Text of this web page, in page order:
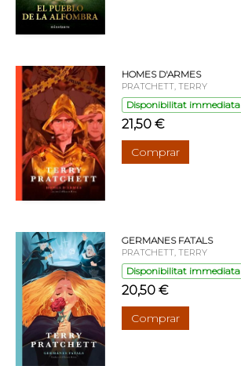
HOMES D'ARMES
PRATCHETT, TERRY
Disponibilitat immediata
21,50 €
Comprar
GERMANES FATALS
PRATCHETT, TERRY
Disponibilitat immediata
20,50 €
Comprar